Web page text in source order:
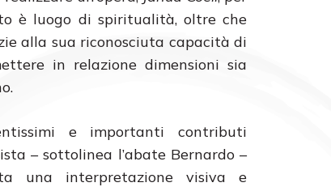
è luogo di spiritualità, oltre che
alla sua riconosciuta capacità di
in relazione dimensioni sia
e importanti contributi
– sottolinea l’abate Bernardo –
una interpretazione visiva e